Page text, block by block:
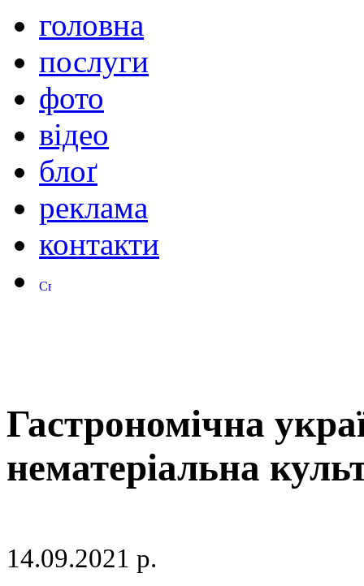
головна
послуги
фото
відео
блоґ
реклама
контакти
Гастрономічна
нематеріальна
14.09.2021 р.